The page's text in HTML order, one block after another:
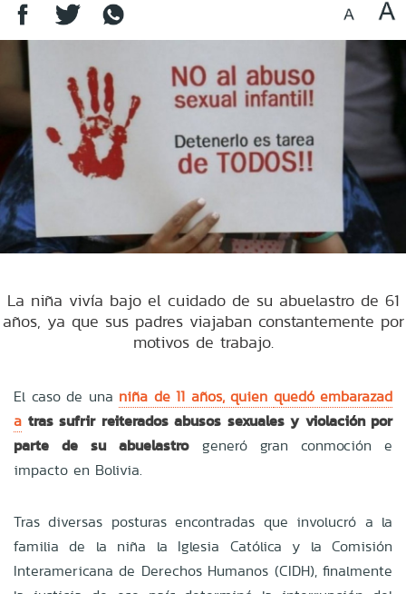
La niña vivía bajo el cuidado de su abuelastro de 61
años, ya que sus padres viajaban constantemente por
motivos de trabajo.
El caso de una niña de 11 años, quien quedó embarazad
a tras sufrir reiterados abusos sexuales y violación por
parte de su abuelastrogeneró gran conmoción e
impacto en Bolivia.
Tras diversas posturas encontradas que involucró a la
familia de la niña la Iglesia Católica y la Comisión
Interamericana de Derechos Humanos (CIDH), finalmente